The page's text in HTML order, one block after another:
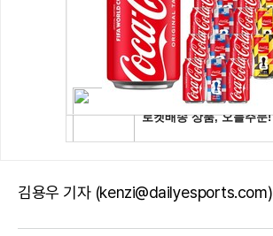
김용우 기자 (kenzi@dailyesports.com)